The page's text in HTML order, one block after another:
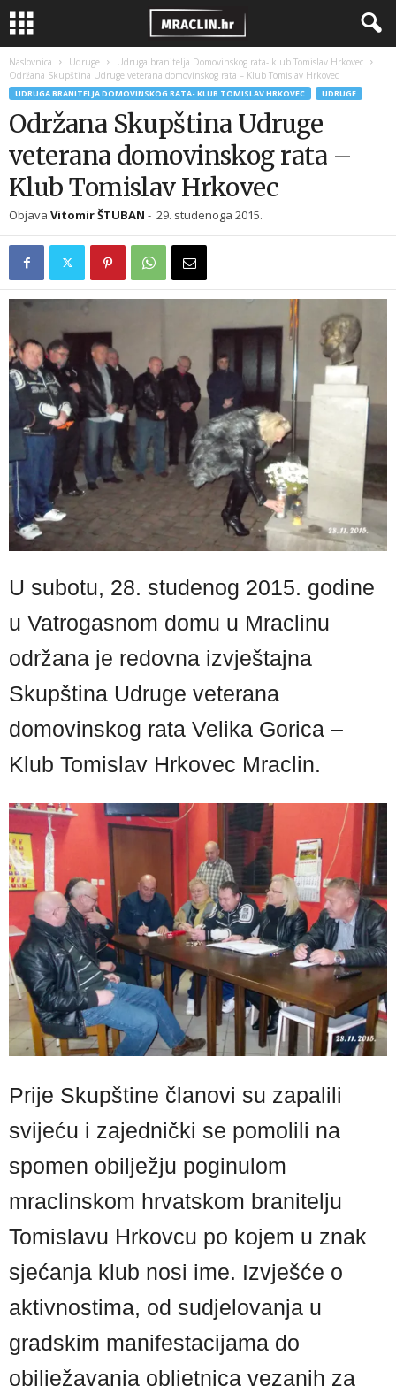
Naslovnica Udruge
Udruga branitelja Domovinskog rata- klub Tomislav Hrkovec
Održana Skupština Udruge veterana domovinskog rata – Klub Tomislav Hrkovec
UDRUGA BRANITELJA DOMOVINSKOG RATA- KLUB TOMISLAV HRKOVEC UDRUGE
Održana Skupština Udruge
veterana domovinskog rata –
Klub Tomislav Hrkovec
Objava Vitomir ŠTUBAN - 29. studenoga 2015.
U subotu, 28. studenog 2015. godine
u Vatrogasnom domu u Mraclinu
održana je redovna izvještajna
Skupština Udruge veterana
domovinskog rata Velika Gorica –
Klub Tomislav Hrkovec Mraclin.
Prije Skupštine članovi su zapalili
svijeću i zajednički se pomolili na
spomen obilježju poginulom
mraclinskom hrvatskom branitelju
Tomislavu Hrkovcu po kojem u znak
sjećanja klub nosi ime. Izvješće o
aktivnostima, od sudjelovanja u
gradskim manifestacijama do
obilježavanja obljetnica vezanih za